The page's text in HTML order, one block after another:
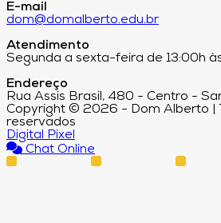
E-mail
dom@domalberto.edu.br
Atendimento
Segunda a sexta-feira de 13:00h
Endereço
Rua Assis Brasil, 480 - Centro -
Copyright © 2026 - Dom Alberto |
reservados
Digital Pixel
Chat Online